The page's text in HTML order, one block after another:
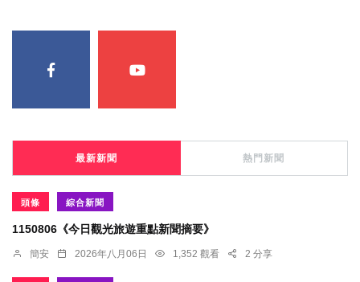
最新新聞 熱門新聞
頭條 綜合新聞
1150806《今日觀光旅遊重點新聞摘要》
簡安 2026年八月06日 1,352 觀看 2 分享